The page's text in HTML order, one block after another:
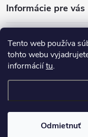
Tento web používa
tohto webu
informáciítu.
Odmietnuť
Informácie pre vás
Showroom